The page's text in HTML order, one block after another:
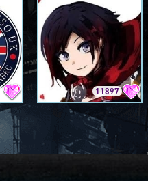
11897